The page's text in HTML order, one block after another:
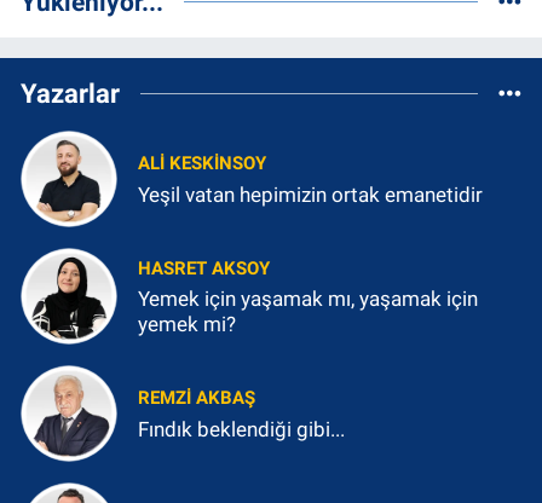
Yazarlar
ALI KESKINSOY
Yeşil vatan hepimizin ortak emanetidir
HASRET AKSOY
Yemek için yaşamak mı, yaşamak için
yemek mi?
REMZI AKBAŞ
Fındık beklendiği gibi...